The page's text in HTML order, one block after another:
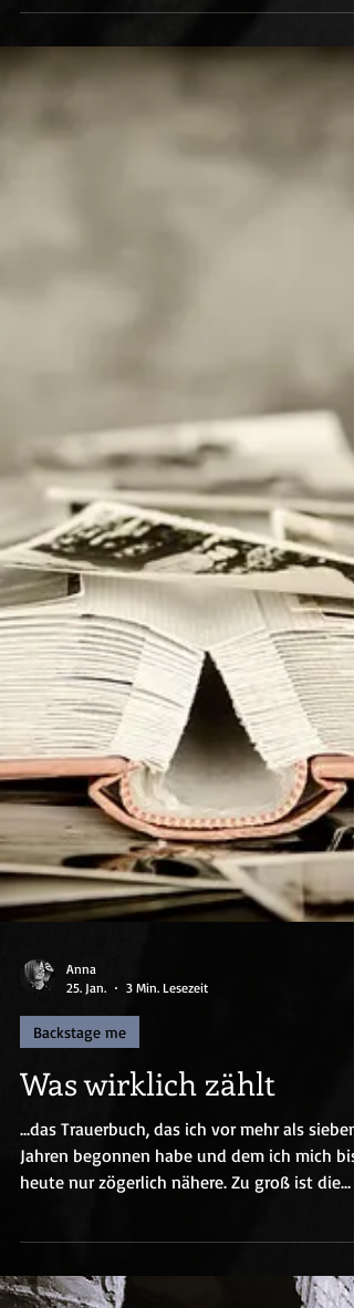
Menschen und Geister Freunde werden?
Anna
3 Min. Lesezeit
Was wirklich zählt
Angst vor dem tiefen Fall in Erinnerungen...